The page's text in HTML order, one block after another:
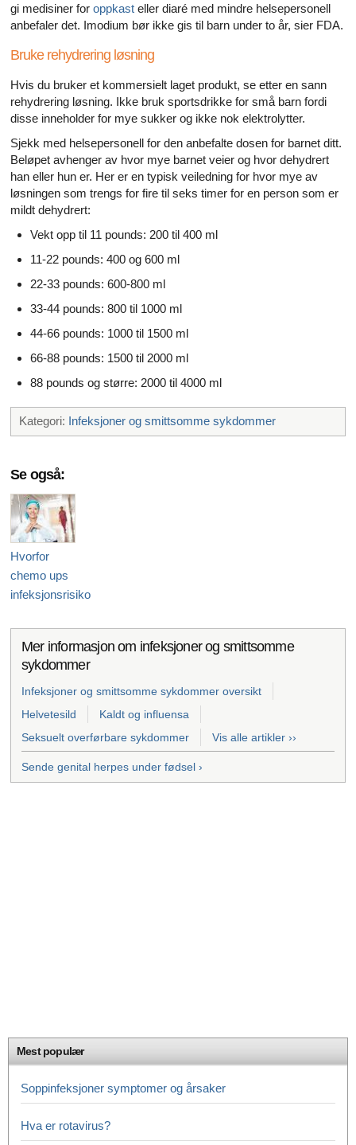
gi medisiner for oppkast eller diaré med mindre helsepersonell
anbefaler det. Imodium bør ikke gis til barn under to år, sier FDA.
Bruke rehydrering løsning
Hvis du bruker et kommersielt laget produkt, se etter en sann
rehydrering løsning. Ikke bruk sportsdrikke for små barn fordi
disse inneholder for mye sukker og ikke nok elektrolytter.
Sjekk med helsepersonell for den anbefalte dosen for barnet ditt.
Beløpet avhenger av hvor mye barnet veier og hvor dehydrert
han eller hun er. Her er en typisk veiledning for hvor mye av
løsningen som trengs for fire til seks timer for en person som er
mildt dehydrert:
Vekt opp til 11 pounds: 200 til 400 ml
11-22 pounds: 400 og 600 ml
22-33 pounds: 600-800 ml
33-44 pounds: 800 til 1000 ml
44-66 pounds: 1000 til 1500 ml
66-88 pounds: 1500 til 2000 ml
88 pounds og større: 2000 til 4000 ml
Kategori: Infeksjoner og smittsomme sykdommer
Se også:
Hvorfor
chemo ups
infeksjonsrisiko
Mer informasjon om infeksjoner og smittsomme
sykdommer
Infeksjoner og smittsomme sykdommer oversikt
Helvetesild
Kaldt og influensa
Seksuelt overførbare sykdommer
Vis alle artikler ››
Sende genital herpes under fødsel ›
Mest populær
Soppinfeksjoner symptomer og årsaker
Hva er rotavirus?